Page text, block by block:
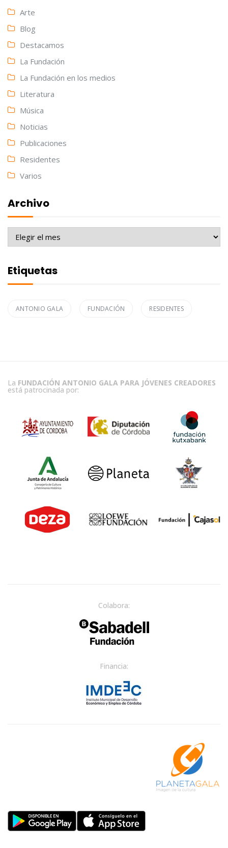
Arte
Blog
Destacamos
La Fundación
La Fundación en los medios
Literatura
Música
Noticias
Publicaciones
Residentes
Varios
Archivo
Archivo
Etiquetas
ANTONIO GALA FUNDACIÓN RESIDENTES
La FUNDACIÓN ANTONIO GALA PARA JÓVENES CREADORES
está patrocinada por:
Colabora:
Financia: